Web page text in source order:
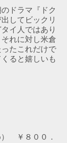
ドラマ『ドク
してビックリ
イ人ではあり
れに対し米倉
たこれだけで
ると嬉しいも
￥８００．